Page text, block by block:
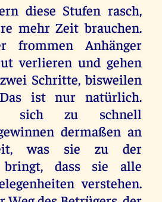
diese Stufen rasch,
mehr Zeit brauchen.
frommen Anhänger
verlieren und gehen
Schritte, bisweilen
ist nur natürlich.
sich zu schnell
dermaßen an
was sie zu der
bringt, dass sie alle
verstehen.